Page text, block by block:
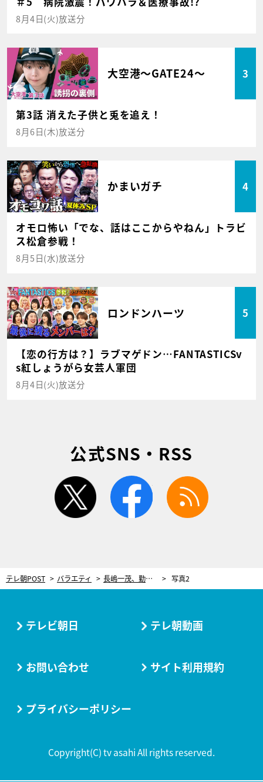
8月4日(火)放送分
大空港～GATE24～ 3
第3話 消えた子供と兎を追え！
8月6日(木)放送分
かまいガチ 4
オモロ怖い「でな、話はここからやねん」トラビ
ス松倉参戦！
8月5日(水)放送分
ロンドンハーツ 5
【恋の行方は？】ラブマゲドン…FANTASTICSv
s紅しょうがら女芸人軍団
8月4日(火)放送分
公式SNS・RSS
twitter facebook
テレ朝POST バラエティ 長嶋一茂、勤続26年のマネージャーと口論も…辞めたら出すと言われた“暴露本”が頭をよぎる 写真2
テレビ朝日 テレ朝動画
お問い合わせ サイト利用規約
プライバシーポリシー
Copyright(C) tv asahi All rights reserved.